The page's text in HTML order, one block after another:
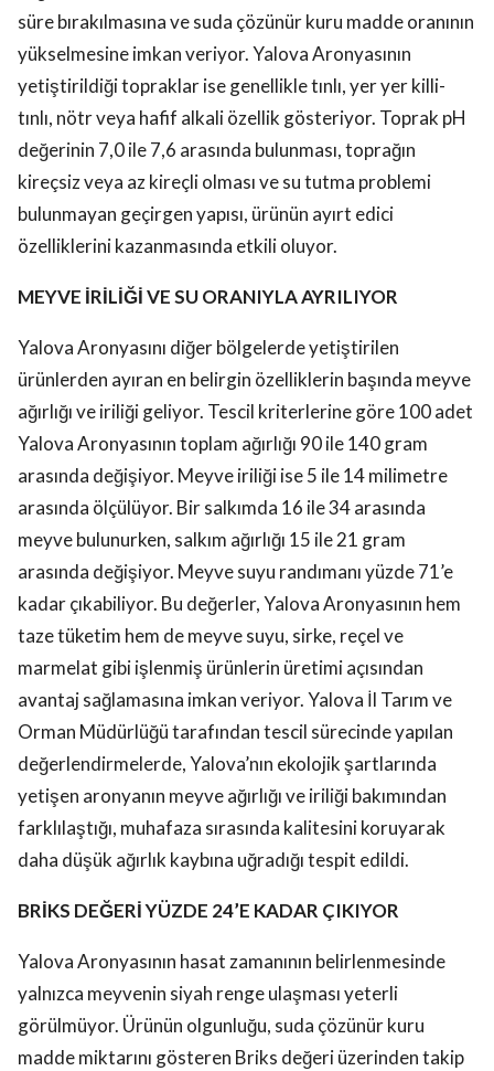
süre bırakılmasına ve suda çözünür kuru madde oranının
yükselmesine imkan veriyor. Yalova Aronyasının
yetiştirildiği topraklar ise genellikle tınlı, yer yer killi-
tınlı, nötr veya hafif alkali özellik gösteriyor. Toprak pH
değerinin 7,0 ile 7,6 arasında bulunması, toprağın
kireçsiz veya az kireçli olması ve su tutma problemi
bulunmayan geçirgen yapısı, ürünün ayırt edici
özelliklerini kazanmasında etkili oluyor.
MEYVE İRİLİĞİ VE SU ORANIYLA AYRILIYOR
Yalova Aronyasını diğer bölgelerde yetiştirilen
ürünlerden ayıran en belirgin özelliklerin başında meyve
ağırlığı ve iriliği geliyor. Tescil kriterlerine göre 100 adet
Yalova Aronyasının toplam ağırlığı 90 ile 140 gram
arasında değişiyor. Meyve iriliği ise 5 ile 14 milimetre
arasında ölçülüyor. Bir salkımda 16 ile 34 arasında
meyve bulunurken, salkım ağırlığı 15 ile 21 gram
arasında değişiyor. Meyve suyu randımanı yüzde 71’e
kadar çıkabiliyor. Bu değerler, Yalova Aronyasının hem
taze tüketim hem de meyve suyu, sirke, reçel ve
marmelat gibi işlenmiş ürünlerin üretimi açısından
avantaj sağlamasına imkan veriyor. Yalova İl Tarım ve
Orman Müdürlüğü tarafından tescil sürecinde yapılan
değerlendirmelerde, Yalova’nın ekolojik şartlarında
yetişen aronyanın meyve ağırlığı ve iriliği bakımından
farklılaştığı, muhafaza sırasında kalitesini koruyarak
daha düşük ağırlık kaybına uğradığı tespit edildi.
BRİKS DEĞERİ YÜZDE 24’E KADAR ÇIKIYOR
Yalova Aronyasının hasat zamanının belirlenmesinde
yalnızca meyvenin siyah renge ulaşması yeterli
görülmüyor. Ürünün olgunluğu, suda çözünür kuru
madde miktarını gösteren Briks değeri üzerinden takip